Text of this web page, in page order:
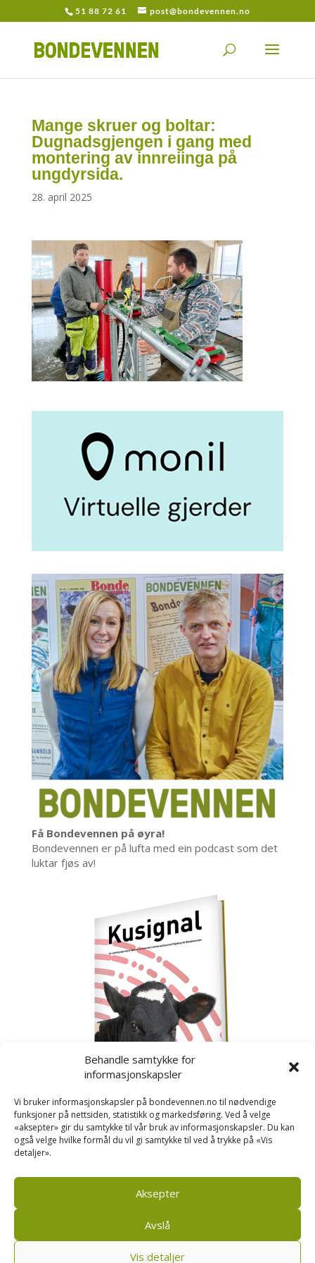
Behandle samtykke for
informasjonskapsler
Vi bruker informasjonskapsler på bondevennen.no til nødvendige
funksjoner på nettsiden, statistikk og markedsføring. Ved å velge
«aksepter» gir du samtykke til vår bruk av informasjonskapsler. Du kan
også velge hvilke formål du vil gi samtykke til ved å trykke på «Vis
detaljer».
Aksepter
Avslå
Vis detaljer
51 88 72 61 post@bondevennen.no
Mange skruer og boltar:
Dugnadsgjengen i gang med
montering av innreiinga på
ungdyrsida.
28. april 2025
Få Bondevennen på øyra!
Bondevennen er på lufta med ein podcast som det
luktar fjøs av!
Kusignal